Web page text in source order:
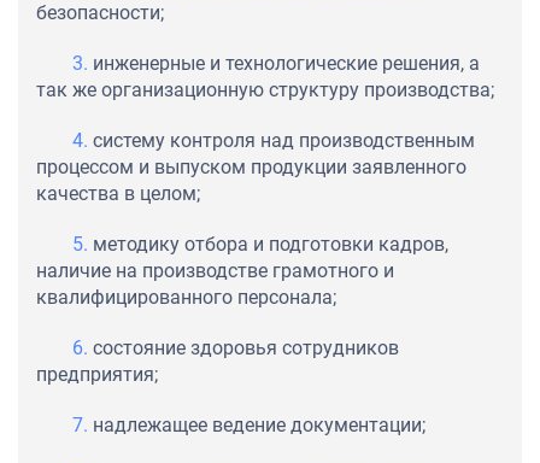
безопасности;
инженерные и технологические решения, а
так же организационную структуру производства;
систему контроля над производственным
процессом и выпуском продукции заявленного
качества в целом;
методику отбора и подготовки кадров,
наличие на производстве грамотного и
квалифицированного персонала;
состояние здоровья сотрудников
предприятия;
надлежащее ведение документации;